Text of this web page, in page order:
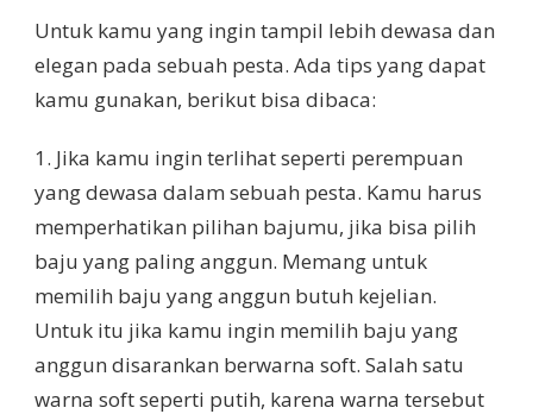
Untuk kamu yang ingin tampil lebih dewasa dan
elegan pada sebuah pesta. Ada tips yang dapat
kamu gunakan, berikut bisa dibaca:
1. Jika kamu ingin terlihat seperti perempuan
yang dewasa dalam sebuah pesta. Kamu harus
memperhatikan pilihan bajumu, jika bisa pilih
baju yang paling anggun. Memang untuk
memilih baju yang anggun butuh kejelian.
Untuk itu jika kamu ingin memilih baju yang
anggun disarankan berwarna soft. Salah satu
warna soft seperti putih, karena warna tersebut